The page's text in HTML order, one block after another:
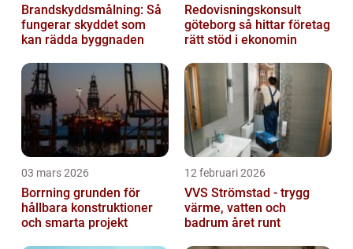
Brandskyddsmålning: Så
fungerar skyddet som
kan rädda byggnaden
Redovisningskonsult
göteborg så hittar företag
rätt stöd i ekonomin
03 mars 2026
Borrning grunden för
hållbara konstruktioner
och smarta projekt
12 februari 2026
VVS Strömstad - trygg
värme, vatten och
badrum året runt